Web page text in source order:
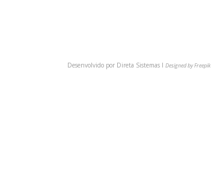
Desenvolvido por Direta Sistemas I Designed by Freepik